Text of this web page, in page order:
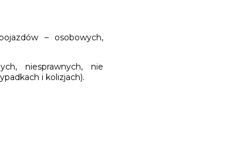
– osobowych,
niesprawnych, nie
i kolizjach).